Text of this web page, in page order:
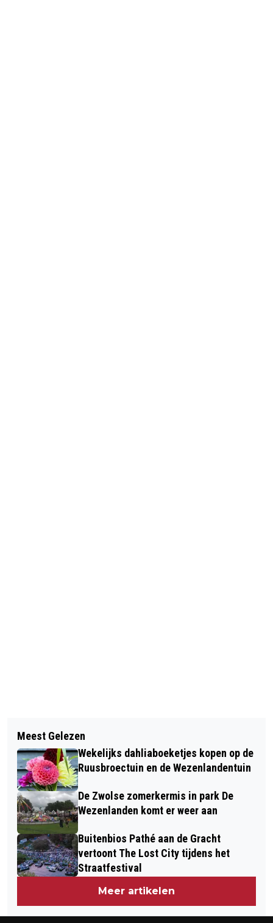
VLAAMSE HOOGMIS: WORDT HET EEN
ANNE, ANNA OF TOCH WEER
CHANTAL?
NIEUW ZWOLS KINDERKOOR VIVA LA
MUSICA
Meest Gelezen
Wekelijks dahliaboeketjes kopen op de
Ruusbroectuin en de Wezenlandentuin
De Zwolse zomerkermis in park De
Wezenlanden komt er weer aan
Buitenbios Pathé aan de Gracht
vertoont The Lost City tijdens het
Straatfestival
Meer artikelen